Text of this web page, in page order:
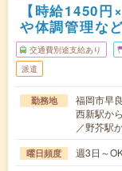
【時給1450
や体調管理な
交通費別途支給あり
派遣
勤務地
福岡市早
西新駅か
／野芥駅
曜日頻度 週3日～